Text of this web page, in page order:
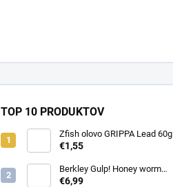
TOP 10 PRODUKTOV
Zfish olovo GRIPPA Lead 60g
€1,55
Berkley Gulp! Honey worm
4,5cm Chartreuse
€6,99